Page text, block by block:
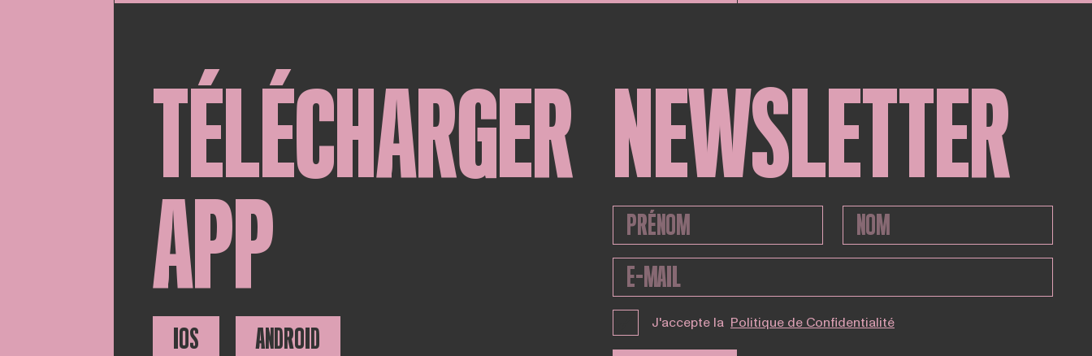
TÉLÉCHARGER
APP
IOS ANDROID
NEWSLETTER
J'accepte la Politique de Confidentialité